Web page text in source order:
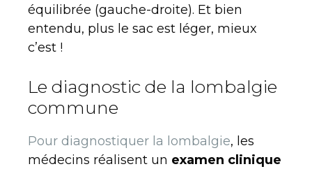
équilibrée (gauche-droite). Et bien
entendu, plus le sac est léger, mieux
c’est !
Le diagnostic de la lombalgie
commune
Pour diagnostiquer la lombalgie, les
médecins réalisent un examen clinique